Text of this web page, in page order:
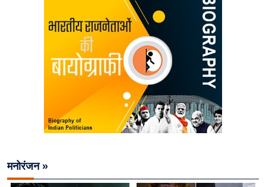
मनोरंजन »